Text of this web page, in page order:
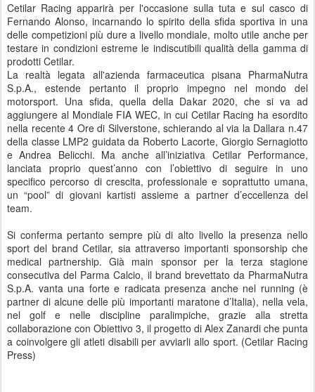
Cetilar Racing apparirà per l'occasione sulla tuta e sul casco di
Fernando Alonso, incarnando lo spirito della sfida sportiva in una
delle competizioni più dure a livello mondiale, molto utile anche per
testare in condizioni estreme le indiscutibili qualità della gamma di
prodotti Cetilar.
La realtà legata all'azienda farmaceutica pisana PharmaNutra
S.p.A., estende pertanto il proprio impegno nel mondo del
motorsport. Una sfida, quella della Dakar 2020, che si va ad
aggiungere al Mondiale FIA WEC, in cui Cetilar Racing ha esordito
nella recente 4 Ore di Silverstone, schierando al via la Dallara n.47
della classe LMP2 guidata da Roberto Lacorte, Giorgio Sernagiotto
e Andrea Belicchi. Ma anche all’iniziativa Cetilar Performance,
lanciata proprio quest’anno con l’obiettivo di seguire in uno
specifico percorso di crescita, professionale e soprattutto umana,
un “pool” di giovani kartisti assieme a partner d’eccellenza del
team.
Si conferma pertanto sempre più di alto livello la presenza nello
sport del brand Cetilar, sia attraverso importanti sponsorship che
medical partnership. Già main sponsor per la terza stagione
consecutiva del Parma Calcio, il brand brevettato da PharmaNutra
S.p.A. vanta una forte e radicata presenza anche nel running (è
partner di alcune delle più importanti maratone d’Italia), nella vela,
nel golf e nelle discipline paralimpiche, grazie alla stretta
collaborazione con Obiettivo 3, il progetto di Alex Zanardi che punta
a coinvolgere gli atleti disabili per avviarli allo sport. (Cetilar Racing
Press)